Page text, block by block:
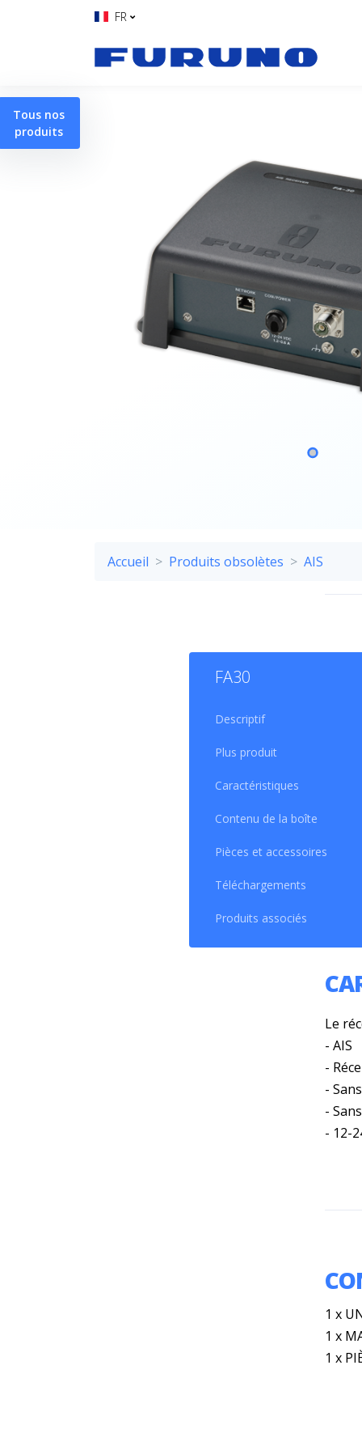
FR
Accueil Produits obsolètes AIS
FA30
Descriptif
Plus produit
Caractéristiques
Contenu de la boîte
Pièces et accessoires
Téléchargements
Produits associés
le
Il
Le
- AIS
-
-
-
- 12-
1 x
1 x
1 x
Tous nos
produits